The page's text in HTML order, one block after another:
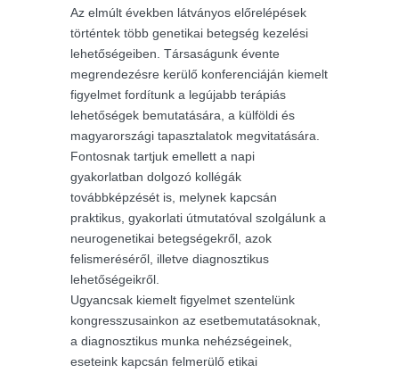
Az elmúlt években látványos előrelépések
történtek több genetikai betegség kezelési
lehetőségeiben. Társaságunk évente
megrendezésre kerülő konferenciáján kiemelt
figyelmet fordítunk a legújabb terápiás
lehetőségek bemutatására, a külföldi és
magyarországi tapasztalatok megvitatására.
Fontosnak tartjuk emellett a napi
gyakorlatban dolgozó kollégák
továbbképzését is, melynek kapcsán
praktikus, gyakorlati útmutatóval szolgálunk a
neurogenetikai betegségekről, azok
felismeréséről, illetve diagnosztikus
lehetőségeikről.
Ugyancsak kiemelt figyelmet szentelünk
kongresszusainkon az esetbemutatásoknak,
a diagnosztikus munka nehézségeinek,
eseteink kapcsán felmerülő etikai